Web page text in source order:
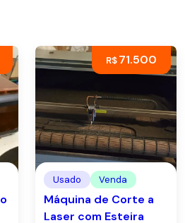
R$71.500
Usado Venda
Máquina de Corte a
Laser com Esteira